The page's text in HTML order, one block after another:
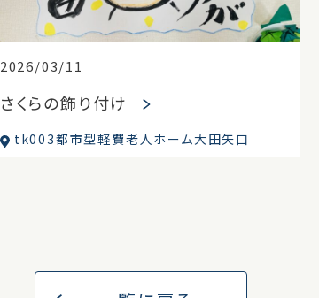
2026/03/11
さくらの飾り付け
tk003都市型軽費老人ホーム大田矢口